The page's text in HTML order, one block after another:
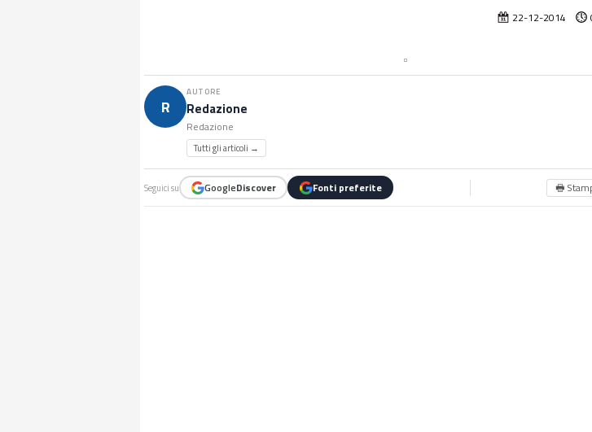
22-12-2014
R
AUTORE
Redazione
Redazione
Tutti gli articoli →
Seguici su GoogleDiscover Fonti preferite 🖶